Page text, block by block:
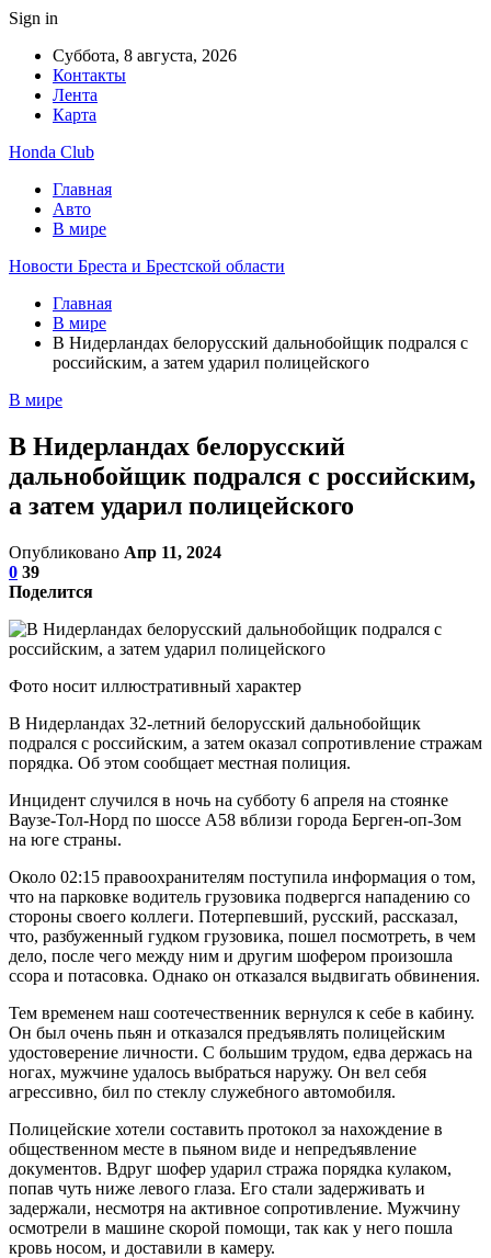
Sign in
Суббота, 8 августа, 2026
Контакты
Лента
Карта
Honda Club
Главная
Авто
В мире
Новости Бреста и Брестской области
Главная
В мире
В Нидерландах белорусский дальнобойщик подрался с
российским, а затем ударил полицейского
В мире
В Нидерландах белорусский
дальнобойщик подрался с российским,
а затем ударил полицейского
Опубликовано Апр 11, 2024
0 39
Поделится
Фото носит иллюстративный характер
В Нидерландах 32-летний белорусский дальнобойщик
подрался с российским, а затем оказал сопротивление стражам
порядка. Об этом сообщает местная полиция.
Инцидент случился в ночь на субботу 6 апреля на стоянке
Ваузе-Тол-Норд по шоссе А58 вблизи города Берген-оп-Зом
на юге страны.
Около 02:15 правоохранителям поступила информация о том,
что на парковке водитель грузовика подвергся нападению со
стороны своего коллеги. Потерпевший, русский, рассказал,
что, разбуженный гудком грузовика, пошел посмотреть, в чем
дело, после чего между ним и другим шофером произошла
ссора и потасовка. Однако он отказался выдвигать обвинения.
Тем временем наш соотечественник вернулся к себе в кабину.
Он был очень пьян и отказался предъявлять полицейским
удостоверение личности. С большим трудом, едва держась на
ногах, мужчине удалось выбраться наружу. Он вел себя
агрессивно, бил по стеклу служебного автомобиля.
Полицейские хотели составить протокол за нахождение в
общественном месте в пьяном виде и непредъявление
документов. Вдруг шофер ударил стража порядка кулаком,
попав чуть ниже левого глаза. Его стали задерживать и
задержали, несмотря на активное сопротивление. Мужчину
осмотрели в машине скорой помощи, так как у него пошла
кровь носом, и доставили в камеру.